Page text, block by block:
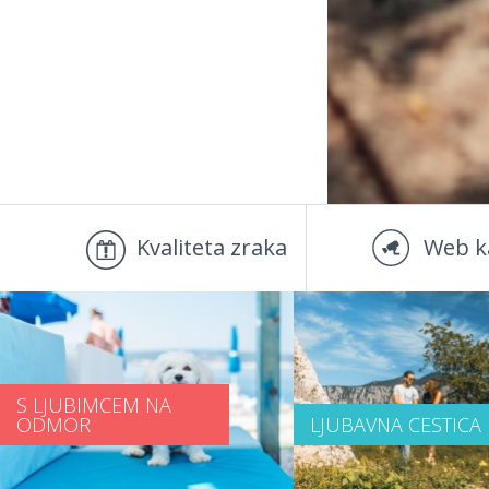
Kvaliteta zraka Web
S LJUBIMCEM NA
ODMOR LJUBAVNA CESTICA